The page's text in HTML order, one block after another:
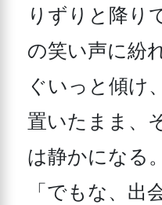
りずりと降り
の笑い声に紛
ぐいっと傾け
置いたまま、
は静かになる
「でもな、出